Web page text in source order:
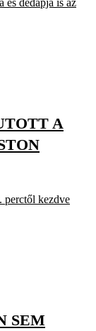
és dédapja is az
A
perctől kezdve
SEM